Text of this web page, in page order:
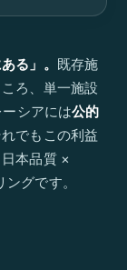
る」。 既存施
ろ、単一施設
シアには公的
でもこの利益
本品質 ×
グです。